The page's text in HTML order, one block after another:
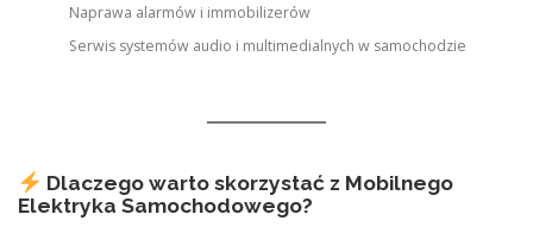
Naprawa alarmów i immobilizerów
Serwis systemów audio i multimedialnych w samochodzie
Dlaczego warto skorzystać z Mobilnego
Elektryka Samochodowego?